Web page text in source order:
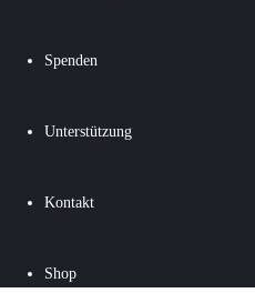
Spenden
Unterstützung
Kontakt
Shop